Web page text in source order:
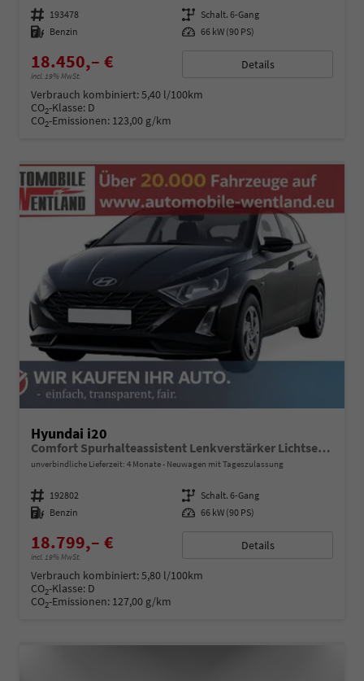
Fahrzeugnummer 193478 Getriebe Schalt. 6-Gang
Kraftstoff Benzin Leistung 66 kW (90 PS)
18.450,– €
incl. 19% MwSt.
Details
Verbrauch kombiniert:5,40 l/100km
CO2-Klasse: D
CO2-Emissionen: 123,00 g/km
Hyundai i20
Comfort Spurhalteassistent Lenkverstärker Lichtsensor Klima Tempomat
unverbindliche Lieferzeit: 4 Monate Neuwagen mit Tageszulassung
Fahrzeugnummer 192802 Getriebe Schalt. 6-Gang
Kraftstoff Benzin Leistung 66 kW (90 PS)
18.799,– €
incl. 19% MwSt.
Details
Verbrauch kombiniert:5,80 l/100km
CO2-Klasse: D
CO2-Emissionen: 127,00 g/km